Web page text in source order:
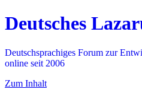
Deutsches
Deutschsprachiges Forum zur
online seit 2006
Zum Inhalt